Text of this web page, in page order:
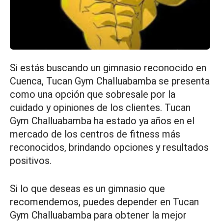
Si estás buscando un gimnasio reconocido en
Cuenca, Tucan Gym Challuabamba se presenta
como una opción que sobresale por la
cuidado y opiniones de los clientes. Tucan
Gym Challuabamba ha estado ya años en el
mercado de los centros de fitness más
reconocidos, brindando opciones y resultados
positivos.
Si lo que deseas es un gimnasio que
recomendemos, puedes depender en Tucan
Gym Challuabamba para obtener la mejor